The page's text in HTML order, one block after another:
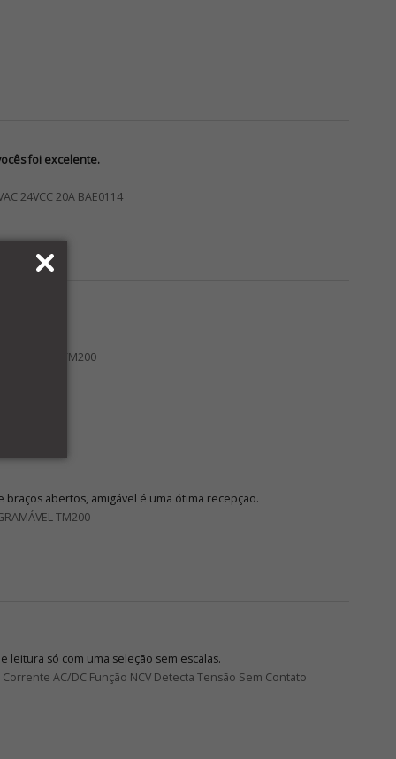
foi excelente.
24VCC 20A BAE0114
TM200
abertos, amigável é uma ótima recepção.
TM200
só com uma seleção sem escalas.
AC/DC Função NCV Detecta Tensão Sem Contato